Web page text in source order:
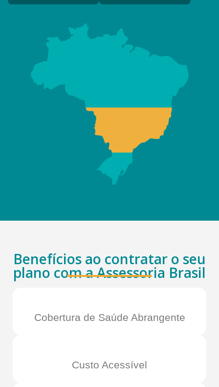
Benefícios ao contratar o seu
plano com a Assessoria Brasil
Cobertura de Saúde Abrangente
Custo Acessível